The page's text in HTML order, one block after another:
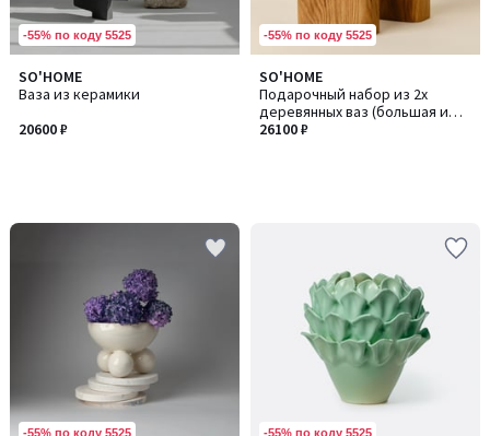
-55% по коду 5525
SO'HOME
Ваза из керамики
20600 ₽
-55% по коду 5525
SO'HOME
Подарочный набор из 2х
деревянных ваз (большая и
малая)
26100 ₽
-55% по коду 5525 -55% по коду 5525